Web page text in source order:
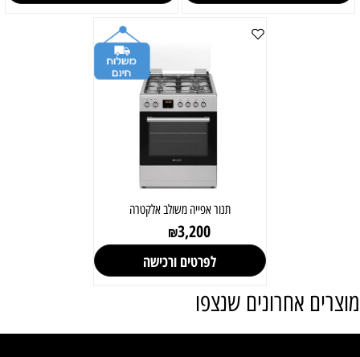
תנור אפייה משולב אלקטרה
₪3,200
לפרטים ורכישה
מוצרים אחרונים שנצפו